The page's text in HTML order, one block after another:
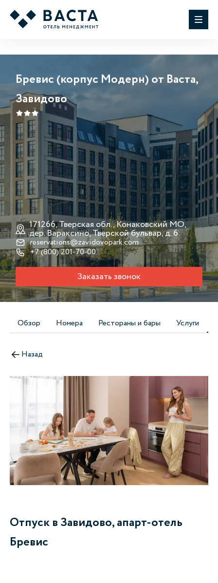
Бревис (корпус Модерн) от Васта,
Завидово
171266, Тверская обл., Конаковский МО,
дер. Вараксино, Тверской бульвар, д. 6
reservations@zavidovopark.com
+7 (800) 201-70-00
Заказать звонок
Обзор Номера Рестораны и бары Услуги
Назад
Отпуск в Завидово, апарт-отель
Бревис